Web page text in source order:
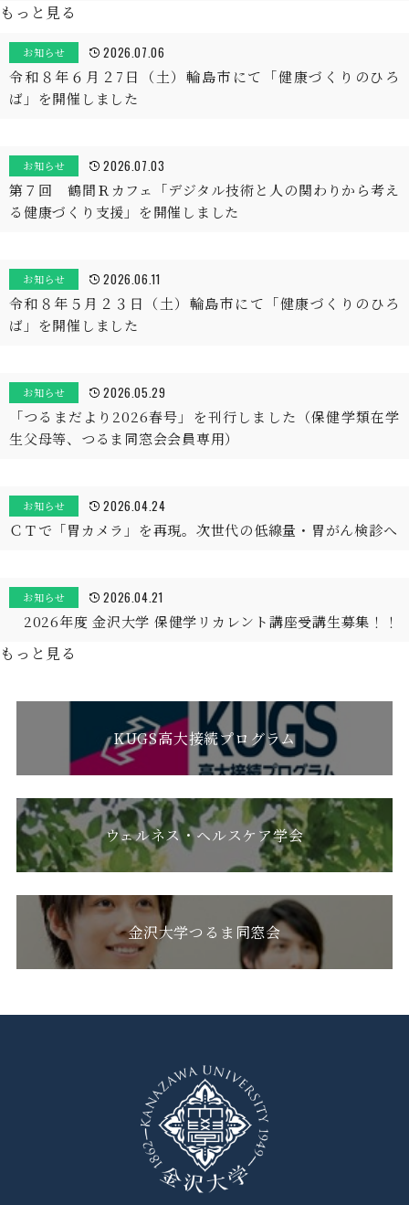
もっと見る
お知らせ 2026.07.06
令和８年６月２7日（土）輪島市にて「健康づくりのひろ
ば」を開催しました
お知らせ 2026.07.03
第７回 鶴間Ｒカフェ「デジタル技術と人の関わりから考え
る健康づくり支援」を開催しました
お知らせ 2026.06.11
令和８年５月２３日（土）輪島市にて「健康づくりのひろ
ば」を開催しました
お知らせ 2026.05.29
「つるまだより2026春号」を刊行しました（保健学類在学
生父母等、つるま同窓会会員専用）
お知らせ 2026.04.24
ＣＴで「胃カメラ」を再現。次世代の低線量・胃がん検診へ
お知らせ 2026.04.21
2026年度 金沢大学 保健学リカレント講座受講生募集！！
もっと見る
KUGS高大接続プログラム
ウェルネス・ヘルスケア学会
金沢大学つるま同窓会